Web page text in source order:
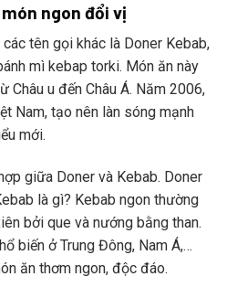
ngon đổi vị
tên gọi khác là Doner Kebab,
mì kebap torki. Món ăn này
Châu u đến Châu Á. Năm 2006,
Nam, tạo nên làn sóng mạnh
mới.
giữa Doner và Kebab. Doner
là gì? Kebab ngon thường
bởi que và nướng bằng than.
biến ở Trung Đông, Nam Á,…
ăn thơm ngon, độc đáo.